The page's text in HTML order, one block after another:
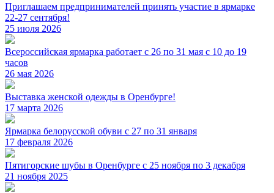
Приглашаем предпринимателей принять участие в ярмарке
22-27 сентября!
25 июля 2026
Всероссийская ярмарка работает с 26 по 31 мая с 10 до 19
часов
26 мая 2026
Выставка женской одежды в Оренбурге!
17 марта 2026
Ярмарка белорусской обуви с 27 по 31 января
17 февраля 2026
Пятигорские шубы в Оренбурге с 25 ноября по 3 декабря
21 ноября 2025